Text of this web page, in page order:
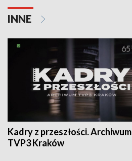
INNE
Kadry z przeszłości. Archiwum
TVP3 Kraków